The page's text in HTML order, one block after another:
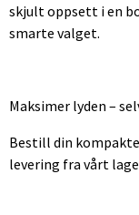
skjult oppsett i en
smarte valget.
Maksimer lyden –
Bestill din
levering fra vårt